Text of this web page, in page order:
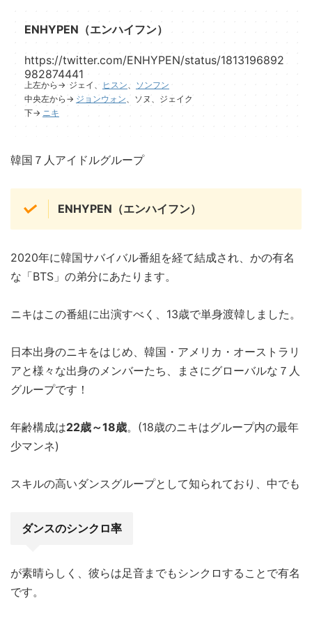
ENHYPEN（エンハイフン）
https://twitter.com/ENHYPEN/status/1813196892
982874441
上左から→ ジェイ、 ヒスン、 ソンフン
中央左から→ ジョンウォン、ソヌ、ジェイク
下→ ニキ
韓国７人アイドルグループ
ENHYPEN（エンハイフン）
2020年に韓国サバイバル番組を経て結成され、かの有名
な「BTS」の弟分にあたります。
ニキはこの番組に出演すべく、13歳で単身渡韓しました。
日本出身のニキをはじめ、韓国・アメリカ・オーストラリ
アと様々な出身のメンバーたち、まさにグローバルな７人
グループです！
年齢構成は22歳～18歳。(18歳のニキはグループ内の最年
少マンネ)
スキルの高いダンスグループとして知られており、中でも
ダンスのシンクロ率
が素晴らしく、彼らは足音までもシンクロすることで有名
です。